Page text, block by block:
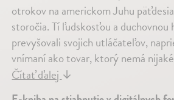
otrokov na americkom Juhu
storočia. Tí ľudskosťou a duchovnou
prevyšovali svojich utláčateľov,
vnímaní ako tovar, ktorý nemá
Čítať ďalej ↓